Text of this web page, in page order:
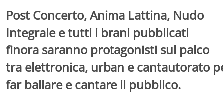
Post Concerto, Anima Lattina, Nudo
Integrale e tutti i brani pubblicati
finora saranno protagonisti sul palco
tra elettronica, urban e cantautorato
far ballare e cantare il pubblico.